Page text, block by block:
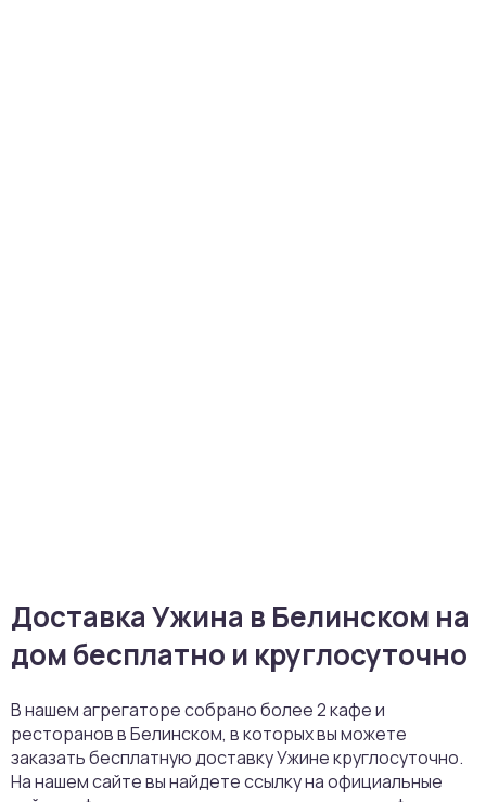
Доставка Ужина в Белинском на
дом бесплатно и круглосуточно
В нашем агрегаторе собрано более 2 кафе и
ресторанов в Белинском, в которых вы можете
заказать бесплатную доставку Ужине круглосуточно.
На нашем сайте вы найдете ссылку на официальные